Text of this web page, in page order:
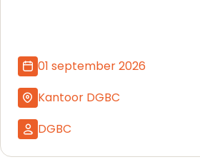
01 september 2026
Kantoor DGBC
DGBC
Naar